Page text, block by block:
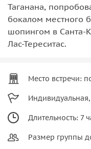
Таганана,
бокалом местного
шопингом в Санта-
Лас-Тереситас.
Место встречи:
Длительность: 7
Размер группы